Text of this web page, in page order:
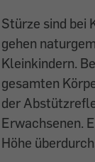
Stürze sind bei
gehen
Kleinkindern.
gesamten
der
Erwachsenen.
Höhe